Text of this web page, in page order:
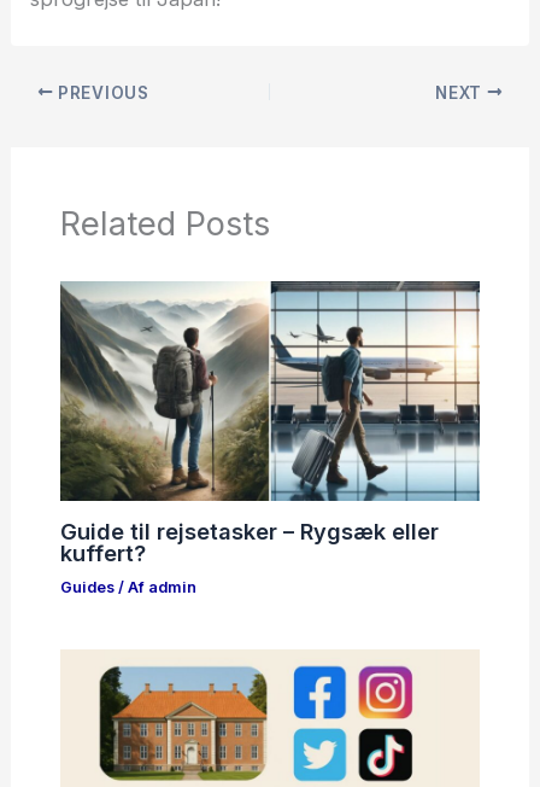
PREVIOUS NEXT
Related Posts
Guide til rejsetasker – Rygsæk eller
kuffert?
Guides/ Af admin